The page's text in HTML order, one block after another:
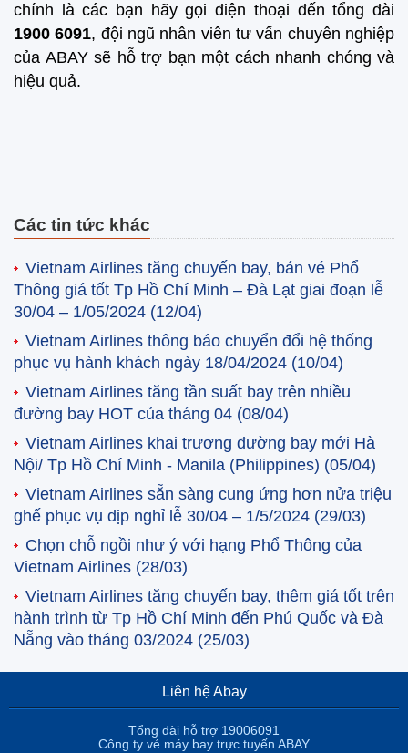
chính là các bạn hãy gọi điện thoại đến tổng đài
1900 6091, đội ngũ nhân viên tư vấn chuyên nghiệp
của ABAY sẽ hỗ trợ bạn một cách nhanh chóng và
hiệu quả.
Các tin tức khác
Vietnam Airlines tăng chuyến bay, bán vé Phổ
Thông giá tốt Tp Hồ Chí Minh – Đà Lạt giai đoạn lễ
30/04 – 1/05/2024 (12/04)
Vietnam Airlines thông báo chuyển đổi hệ thống
phục vụ hành khách ngày 18/04/2024 (10/04)
Vietnam Airlines tăng tần suất bay trên nhiều
đường bay HOT của tháng 04 (08/04)
Vietnam Airlines khai trương đường bay mới Hà
Nội/ Tp Hồ Chí Minh - Manila (Philippines) (05/04)
Vietnam Airlines sẵn sàng cung ứng hơn nửa triệu
ghế phục vụ dịp nghỉ lễ 30/04 – 1/5/2024 (29/03)
Chọn chỗ ngồi như ý với hạng Phổ Thông của
Vietnam Airlines (28/03)
Vietnam Airlines tăng chuyến bay, thêm giá tốt trên
hành trình từ Tp Hồ Chí Minh đến Phú Quốc và Đà
Nẵng vào tháng 03/2024 (25/03)
Liên hệ Abay
Tổng đài hỗ trợ 19006091
Công ty vé máy bay trực tuyến ABAY